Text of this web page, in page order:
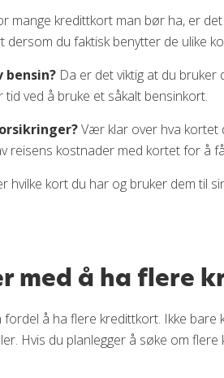
mange kredittkort man bør ha, er
du faktisk benytter de ulike
Da er det viktig at du
ved å bruke et såkalt bensinkort.
Vær klar over hva kortet
reisens kostnader med kortet for å få
hvilke kort du har og bruker dem til
med å ha flere
å ha flere kredittkort. Ikke bare
Hvis du planlegger å søke om